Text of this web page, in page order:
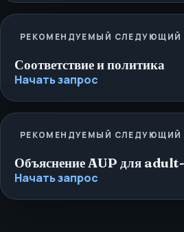
РЕКОМЕНДУЕМЫЙ СЛЕДУЮЩИЙ
Соответствие и политика
Начать запрос
РЕКОМЕНДУЕМЫЙ СЛЕДУЮЩИЙ
Объяснение AUP для
Начать запрос